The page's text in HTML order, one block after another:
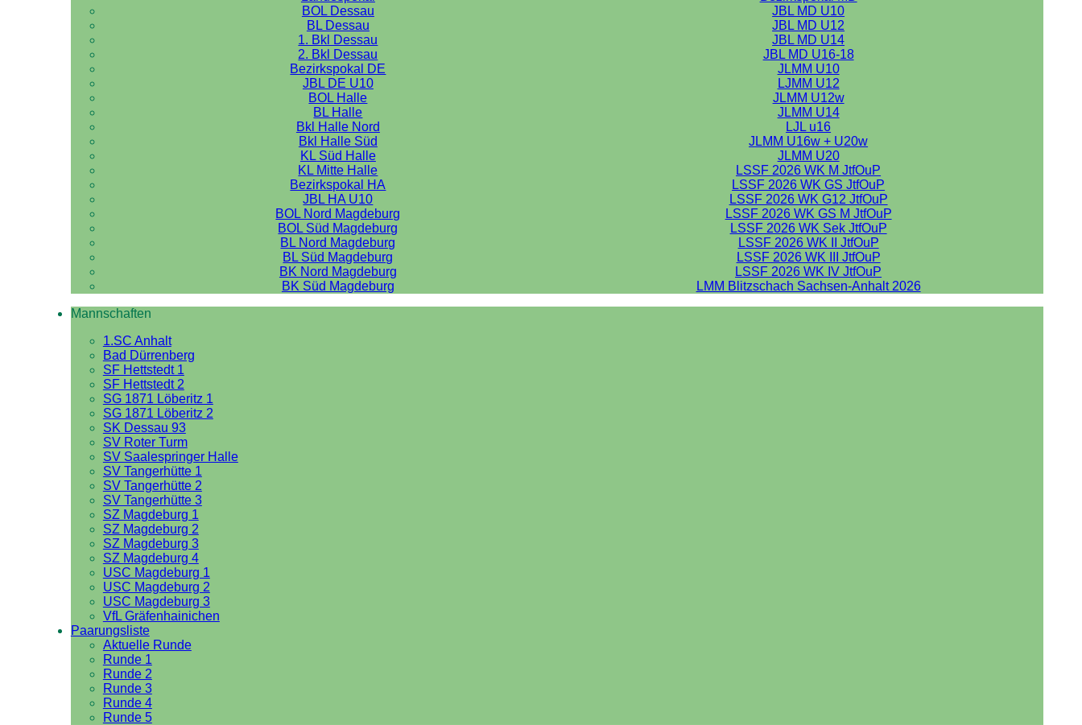
BOL Dessau
JBL MD U10
BL Dessau
JBL MD U12
1. Bkl Dessau
JBL MD U14
2. Bkl Dessau
JBL MD U16-18
Bezirkspokal DE
JLMM U10
JBL DE U10
LJMM U12
BOL Halle
JLMM U12w
BL Halle
JLMM U14
Bkl Halle Nord
LJL u16
Bkl Halle Süd
JLMM U16w + U20w
KL Süd Halle
JLMM U20
KL Mitte Halle
LSSF 2026 WK M JtfOuP
Bezirkspokal HA
LSSF 2026 WK GS JtfOuP
JBL HA U10
LSSF 2026 WK G12 JtfOuP
BOL Nord Magdeburg
LSSF 2026 WK GS M JtfOuP
BOL Süd Magdeburg
LSSF 2026 WK Sek JtfOuP
BL Nord Magdeburg
LSSF 2026 WK II JtfOuP
BL Süd Magdeburg
LSSF 2026 WK III JtfOuP
BK Nord Magdeburg
LSSF 2026 WK IV JtfOuP
BK Süd Magdeburg
LMM Blitzschach Sachsen-Anhalt 2026
Mannschaften
1.SC Anhalt
Bad Dürrenberg
SF Hettstedt 1
SF Hettstedt 2
SG 1871 Löberitz 1
SG 1871 Löberitz 2
SK Dessau 93
SV Roter Turm
SV Saalespringer Halle
SV Tangerhütte 1
SV Tangerhütte 2
SV Tangerhütte 3
SZ Magdeburg 1
SZ Magdeburg 2
SZ Magdeburg 3
SZ Magdeburg 4
USC Magdeburg 1
USC Magdeburg 2
USC Magdeburg 3
VfL Gräfenhainichen
Paarungsliste
Aktuelle Runde
Runde 1
Runde 2
Runde 3
Runde 4
Runde 5